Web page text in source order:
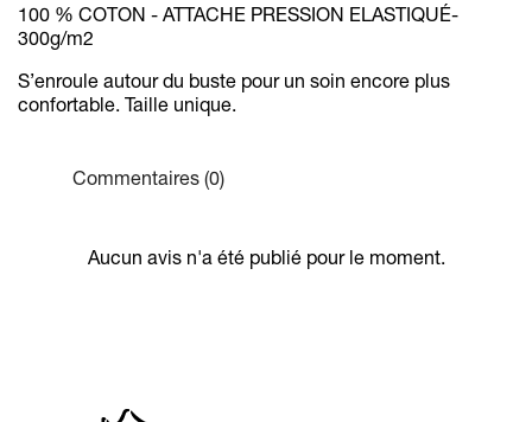
100 % COTON - ATTACHE PRESSION ELASTIQUÉ-
300g/m2
S’enroule autour du buste pour un soin encore plus
confortable. Taille unique.
Commentaires (0)
Aucun avis n'a été publié pour le moment.